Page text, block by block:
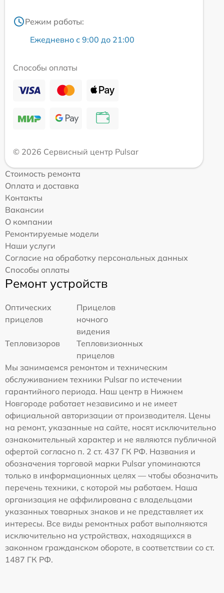
Режим работы:
Ежедневно с 9:00 до 21:00
Способы оплаты
© 2026 Сервисный центр Pulsar
Стоимость ремонта
Оплата и доставка
Контакты
Вакансии
О компании
Ремонтируемые модели
Наши услуги
Согласие на обработку персональных данных
Способы оплаты
Ремонт устройств
Оптических
прицелов
Прицелов
ночного
видения
Тепловизоров
Тепловизионных
прицелов
Мы занимаемся ремонтом и техническим
обслуживанием техники Pulsar по истечении
гарантийного периода. Наш центр в Нижнем
Новгороде работает независимо и не имеет
официальной авторизации от производителя. Цены
на ремонт, указанные на сайте, носят исключительно
ознакомительный характер и не являются публичной
офертой согласно п. 2 ст. 437 ГК РФ. Названия и
обозначения торговой марки Pulsar упоминаются
только в информационных целях — чтобы обозначить
перечень техники, с которой мы работаем. Наша
организация не аффилирована с владельцами
указанных товарных знаков и не представляет их
интересы. Все виды ремонтных работ выполняются
исключительно на устройствах, находящихся в
законном гражданском обороте, в соответствии со ст.
1487 ГК РФ.